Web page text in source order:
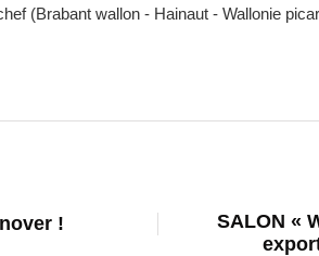
(Brabant wallon - Hainaut - Wallonie
!
SALON «